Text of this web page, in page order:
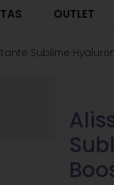
OUTLET
Sublime